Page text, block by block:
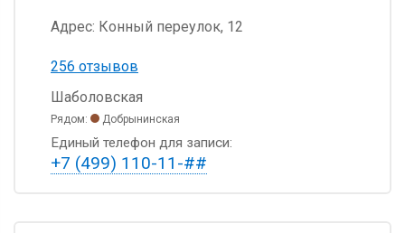
Адрес: Конный переулок, 12
256 отзывов
Шаболовская
Рядом: Добрынинская
Единый телефон для записи:
+7 (499) 110-11-##